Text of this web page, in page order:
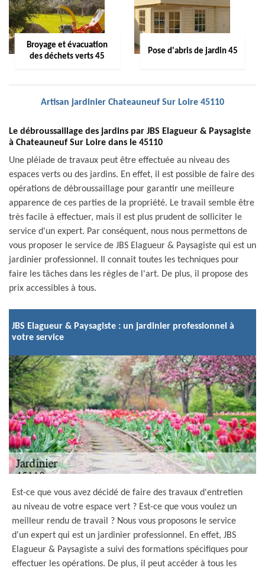
Broyage et évacuation
des déchets verts 45
Pose d'abris de jardin 45
Artisan jardinier Chateauneuf Sur Loire 45110
Le débroussaillage des jardins par JBS Elagueur & Paysagiste
à Chateauneuf Sur Loire dans le 45110
Une pléiade de travaux peut être effectuée au niveau des
espaces verts ou des jardins. En effet, il est possible de faire des
opérations de débroussaillage pour garantir une meilleure
apparence de ces parties de la propriété. Le travail semble être
très facile à effectuer, mais il est plus prudent de solliciter le
service d'un expert. Par conséquent, nous nous permettons de
vous proposer le service de JBS Elagueur & Paysagiste qui est un
jardinier professionnel. Il connait toutes les techniques pour
faire les tâches dans les règles de l'art. De plus, il propose des
prix accessibles à tous.
JBS Elagueur & Paysagiste : un jardinier professionnel à
votre service
Est-ce que vous avez décidé de faire des travaux d'entretien
au niveau de votre espace vert ? Est-ce que vous voulez un
meilleur rendu de travail ? Nous vous proposons le service
d'un expert qui est un jardinier professionnel. En effet, JBS
Elagueur & Paysagiste a suivi des formations spécifiques pour
effectuer les opérations. De plus, il peut accéder à tous les